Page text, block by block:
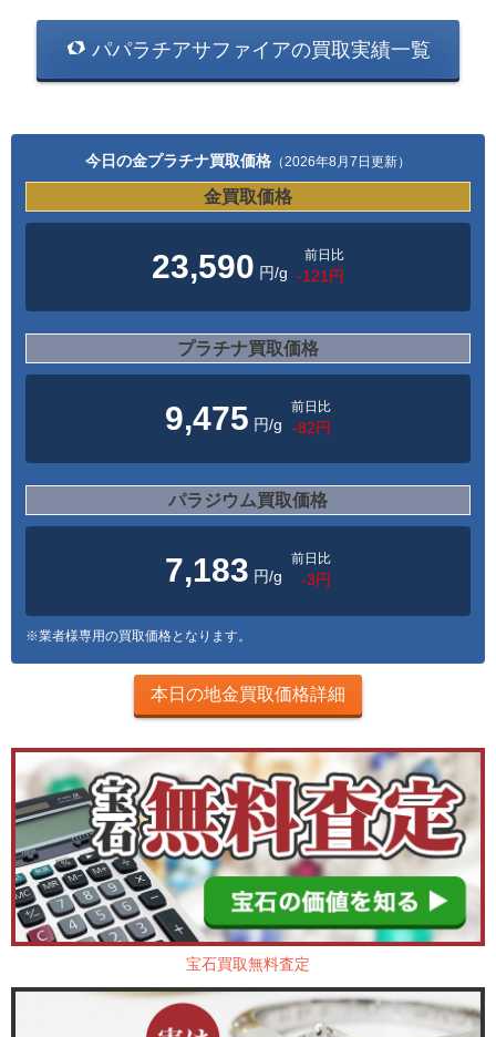
パパラチアサファイアの買取実績一覧
今日の金プラチナ買取価格 （2026年8月7日更新）
金買取価格
23,590 円/g
前日比
-121円
プラチナ買取価格
9,475 円/g
前日比
-82円
パラジウム買取価格
7,183 円/g
前日比
-3円
※業者様専用の買取価格となります。
本日の地金買取価格詳細
宝石買取無料査定